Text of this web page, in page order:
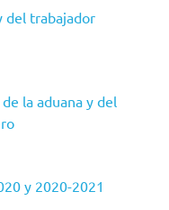
del trabajador
la aduana y del
y 2020-2021